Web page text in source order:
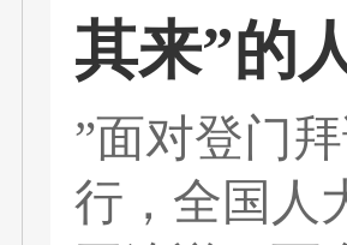
其来”的
”面对登门
行，全国人